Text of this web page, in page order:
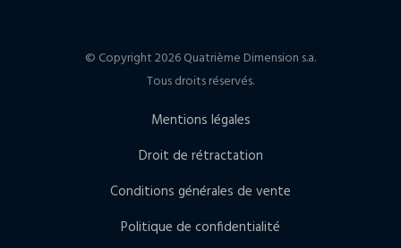
© Copyright 2026 Quatrième Dimension s.a.
Tous droits réservés.
Mentions légales
Droit de rétractation
Conditions générales de vente
Politique de confidentialité